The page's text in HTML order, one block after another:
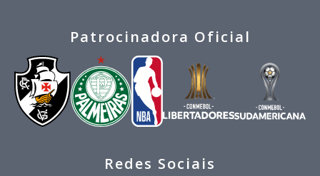
Patrocinadora Oficial
Redes Sociais